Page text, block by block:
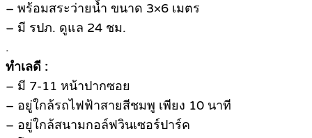
– พร้อมสระว่ายน้ำ ขนาด 3×6 เมตร
– มี รปภ. ดูแล 24 ชม.
.
ทำเลดี :
– มี 7-11 หน้าปากซอย
– อยู่ใกล้รถไฟฟ้าสายสีชมพู เพียง 10 นาที
– อยู่ใกล้สนามกอล์ฟวินเซอร์ปาร์ค